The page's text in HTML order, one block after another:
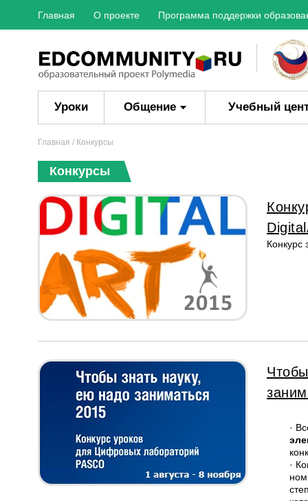
Главная О проекте Программа поддержки
Уроки Общение Учебный
Главная / Конкурсы
Конкурсы
·
·